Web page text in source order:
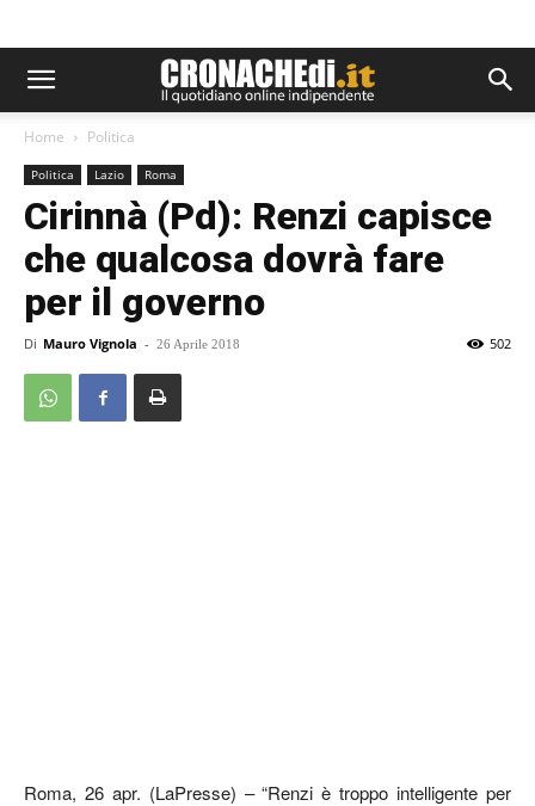
Home Politica
Politica Lazio Roma
Cirinnà (Pd): Renzi capisce
che qualcosa dovrà fare
per il governo
Di Mauro Vignola - 26 Aprile 2018 502
Roma, 26 apr. (LaPresse) – “Renzi è troppo intelligente per